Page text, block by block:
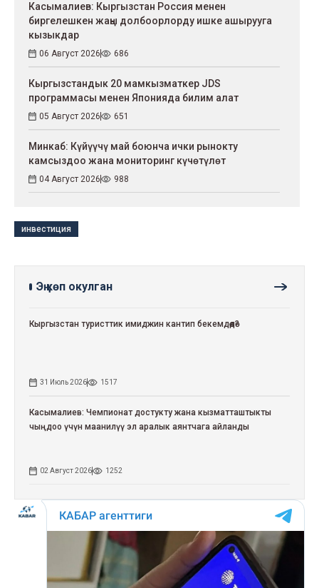
Касымалиев: Кыргызстан Россия менен
биргелешкен жаңы долбоорлорду ишке ашырууга
кызыкдар
06 Август 2026 686
Кыргызстандык 20 мамкызматкер JDS
программасы менен Японияда билим алат
05 Август 2026 651
Минкаб: Күйүүчү май боюнча ички рынокту
камсыздоо жана мониторинг күчөтүлөт
04 Август 2026 988
инвестиция
Эң көп окулган
Кыргызстан туристтик имиджин кантип бекемдөөдө?
31 Июль 2026 1517
Касымалиев: Чемпионат достукту жана кызматташтыкты
чыңдоо үчүн маанилүү эл аралык аянтчага айланды
02 Август 2026 1252